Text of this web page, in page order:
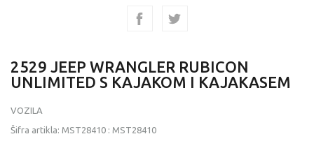
2529 JEEP WRANGLER RUBICON
UNLIMITED S KAJAKOM I KAJAKASEM
VOZILA
Šifra artikla: MST28410 : MST28410